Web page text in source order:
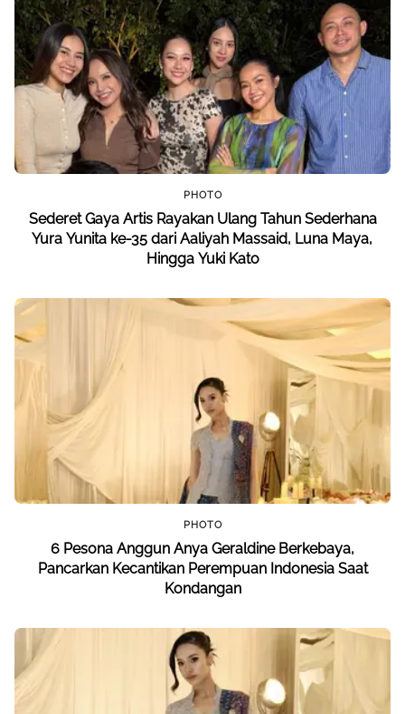
PHOTO
Sederet Gaya Artis Rayakan Ulang Tahun Sederhana
Yura Yunita ke-35 dari Aaliyah Massaid, Luna Maya,
Hingga Yuki Kato
PHOTO
6 Pesona Anggun Anya Geraldine Berkebaya,
Pancarkan Kecantikan Perempuan Indonesia Saat
Kondangan